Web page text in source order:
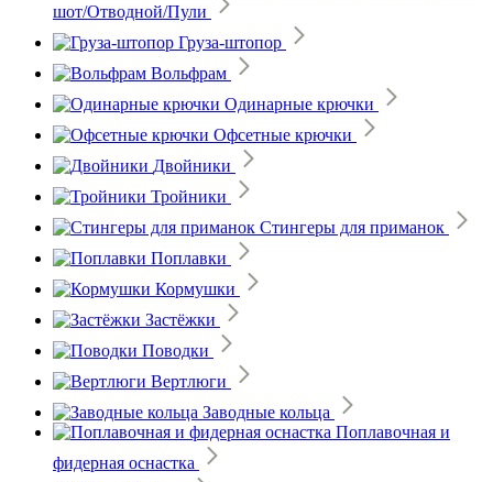
шот/Отводной/Пули
Груза-штопор
Вольфрам
Одинарные крючки
Офсетные крючки
Двойники
Тройники
Стингеры для приманок
Поплавки
Кормушки
Застёжки
Поводки
Вертлюги
Заводные кольца
Поплавочная и
фидерная оснастка